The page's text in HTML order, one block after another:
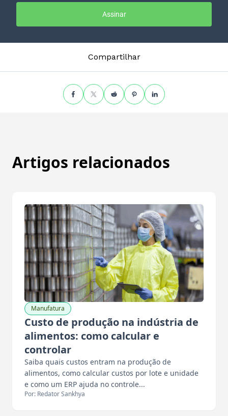
Assinar
Compartilhar
Artigos relacionados
Manufatura
Custo de produção na indústria de
alimentos: como calcular e
controlar
Saiba quais custos entram na produção de
alimentos, como calcular custos por lote e unidade
e como um ERP ajuda no controle...
Por: Redator Sankhya